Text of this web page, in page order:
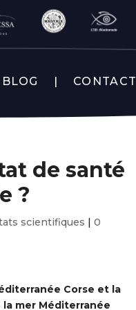
BLOG CONTACT
de santé
?
scientifiques | 0
Corse et la
mer Méditerranée